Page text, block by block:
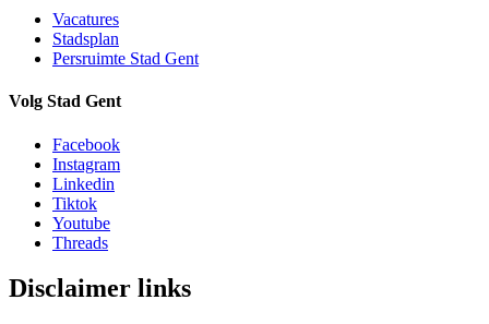
Vacatures
Stadsplan
Persruimte Stad Gent
Volg Stad Gent
Facebook
Instagram
Linkedin
Tiktok
Youtube
Threads
Disclaimer links